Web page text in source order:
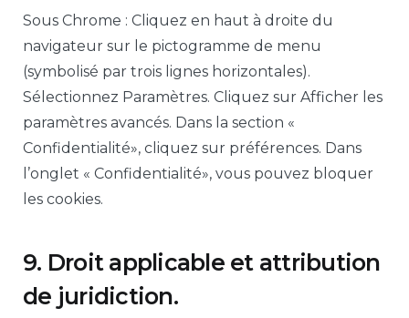
Sous Chrome : Cliquez en haut à droite du
navigateur sur le pictogramme de menu
(symbolisé par trois lignes horizontales).
Sélectionnez Paramètres. Cliquez sur Afficher les
paramètres avancés. Dans la section «
Confidentialité», cliquez sur préférences. Dans
l’onglet « Confidentialité», vous pouvez bloquer
les cookies.
9. Droit applicable et attribution
de juridiction.